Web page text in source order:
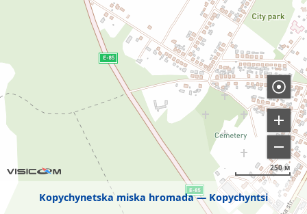
Kopychynetska miska hromada Kopychyntsi
250 м